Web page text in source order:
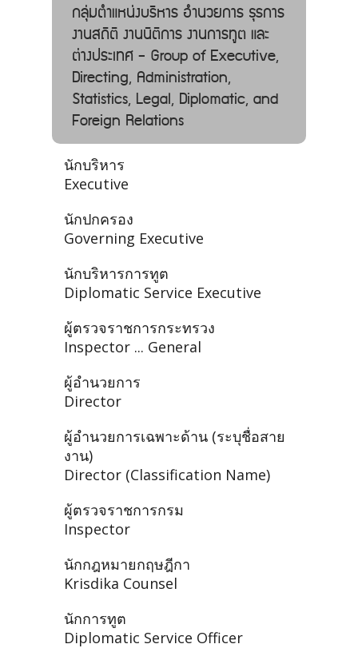
กลุ่มตำแหน่งบริหาร อํานวยการ ธุรการ
งานสถิติ งานนิติการ งานการทูต และ
ต่างประเทศ - Group of Executive,
Directing, Administration,
Statistics, Legal, Diplomatic, and
Foreign Relations
นักบริหาร
Executive
นักปกครอง
Governing Executive
นักบริหารการทูต
Diplomatic Service Executive
ผู้ตรวจราชการกระทรวง
Inspector ... General
ผู้อำนวยการ
Director
ผู้อำนวยการเฉพาะด้าน (ระบุชื่อสาย
งาน)
Director (Classification Name)
ผู้ตรวจราชการกรม
Inspector
นักกฎหมายกฤษฎีกา
Krisdika Counsel
นักการทูต
Diplomatic Service Officer